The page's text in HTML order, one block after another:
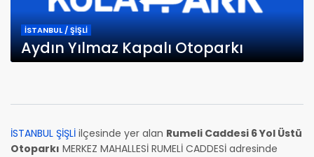
İSTANBUL / ŞİŞLİ
Aydın Yılmaz Kapalı Otoparkı
İSTANBUL ŞİŞLİ ilçesinde yer alan Rumeli Caddesi 6 Yol Üstü
Otoparkı MERKEZ MAHALLESİ RUMELİ CADDESİ adresinde